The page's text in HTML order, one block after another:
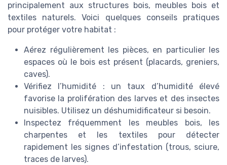
principalement aux structures bois, meubles bois et
textiles naturels. Voici quelques conseils pratiques
pour protéger votre habitat :
Aérez régulièrement les pièces, en particulier les
espaces où le bois est présent (placards, greniers,
caves).
Vérifiez l’humidité : un taux d’humidité élevé
favorise la prolifération des larves et des insectes
nuisibles. Utilisez un déshumidificateur si besoin.
Inspectez fréquemment les meubles bois, les
charpentes et les textiles pour détecter
rapidement les signes d’infestation (trous, sciure,
traces de larves).